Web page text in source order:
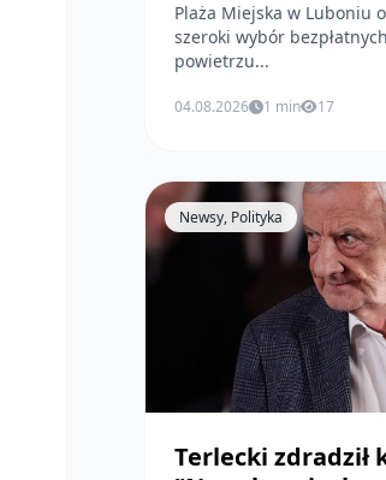
Plaża Miejska w Luboniu
szeroki wybór
powietrzu...
04.08.2026 1 min 17
Newsy, Polityka
Terlecki zdradził